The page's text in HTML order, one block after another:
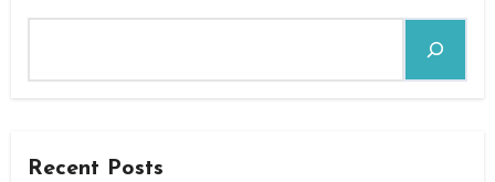
Recent Posts